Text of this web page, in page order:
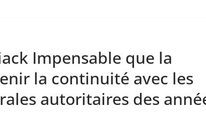
Impensable que la
la continuité avec les
autoritaires des